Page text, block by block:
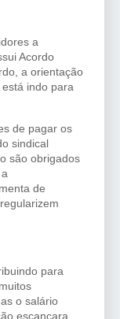
a
Acordo
a orientação
indo para
de pagar os
sindical
são obrigados
de
para
o salário
escancara